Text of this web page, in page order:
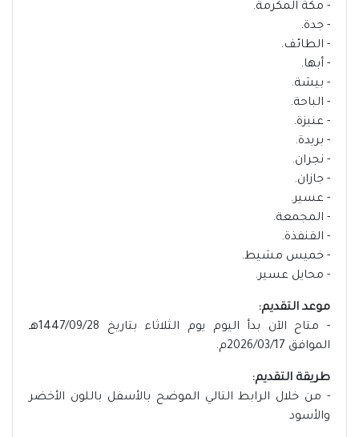
- مكة المكرمة.
- جدة.
- الطائف.
- أبها.
- بيشة.
- الباحة.
- عنيزة.
- بريدة.
- نجران.
- جازان.
- عسير.
- المجمعة.
- القنفذة.
- خميس مشيط.
- محايل عسير.
موعد التقديم:
- متاح الآن بدأ اليوم يوم الثلاثاء بتاريخ 1447/09/28هـ
الموافق 2026/03/17م.
طريقة التقديم:
- من خلال الرابط التالي الموضح بالأسفل باللون الأخضر
والأسود